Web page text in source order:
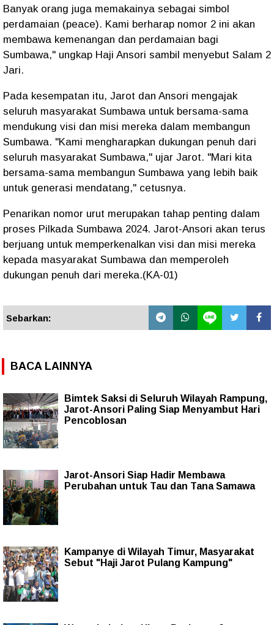
Banyak orang juga memakainya sebagai simbol
perdamaian (peace). Kami berharap nomor 2 ini akan
membawa kemenangan dan perdamaian bagi
Sumbawa," ungkap Haji Ansori sambil menyebut Salam 2
Jari.
Pada kesempatan itu, Jarot dan Ansori mengajak
seluruh masyarakat Sumbawa untuk bersama-sama
mendukung visi dan misi mereka dalam membangun
Sumbawa. "Kami mengharapkan dukungan penuh dari
seluruh masyarakat Sumbawa," ujar Jarot. "Mari kita
bersama-sama membangun Sumbawa yang lebih baik
untuk generasi mendatang," cetusnya.
Penarikan nomor urut merupakan tahap penting dalam
proses Pilkada Sumbawa 2024. Jarot-Ansori akan terus
berjuang untuk memperkenalkan visi dan misi mereka
kepada masyarakat Sumbawa dan memperoleh
dukungan penuh dari mereka.(KA-01)
Sebarkan:
BACA LAINNYA
Bimtek Saksi di Seluruh Wilayah Rampung,
Jarot-Ansori Paling Siap Menyambut Hari
Pencoblosan
Jarot-Ansori Siap Hadir Membawa
Perubahan untuk Tau dan Tana Samawa
Kampanye di Wilayah Timur, Masyarakat
Sebut "Haji Jarot Pulang Kampung"